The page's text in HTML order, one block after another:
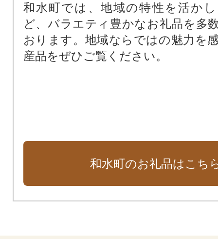
和水町では、地域の特性を活か
ど、バラエティ豊かなお礼品を多
おります。地域ならではの魅力を
産品をぜひご覧ください。
和水町のお礼品はこち